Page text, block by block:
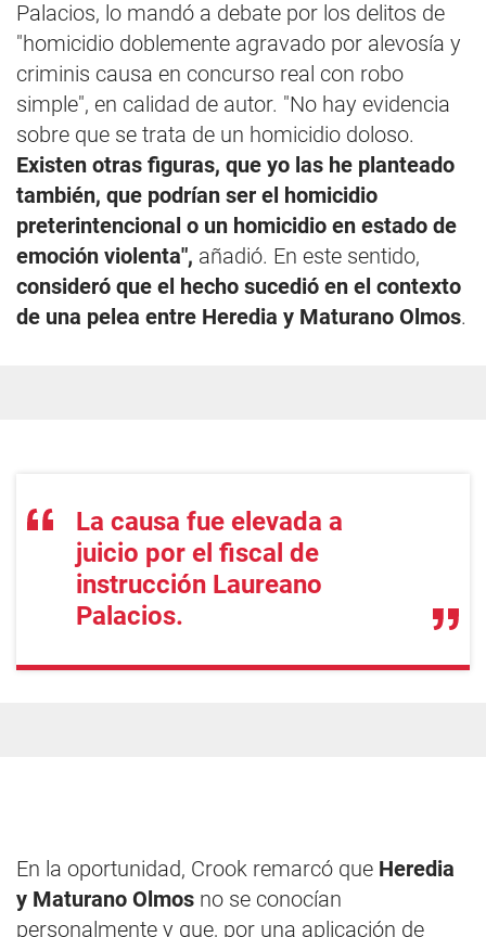
Palacios, lo mandó a debate por los delitos de
"homicidio doblemente agravado por alevosía y
criminis causa en concurso real con robo
simple", en calidad de autor. "No hay evidencia
sobre que se trata de un homicidio doloso.
Existen otras figuras, que yo las he planteado
también, que podrían ser el homicidio
preterintencional o un homicidio en estado de
emoción violenta", añadió. En este sentido,
consideró que el hecho sucedió en el contexto
de una pelea entre Heredia y Maturano Olmos.
La causa fue elevada a
juicio por el fiscal de
instrucción Laureano
Palacios.
En la oportunidad, Crook remarcó que Heredia
y Maturano Olmos no se conocían
personalmente y que, por una aplicación de